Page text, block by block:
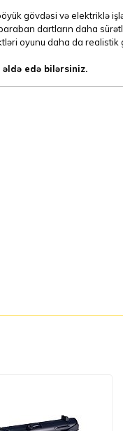
gövdəsi və elektriklə
dartların daha
oyunu daha da realistik
edə bilərsiniz.